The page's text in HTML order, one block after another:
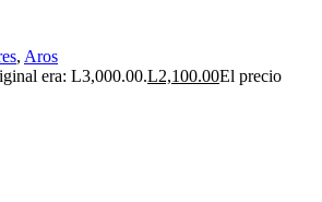
, Aros
era: L3,000.00.L2,100.00El precio